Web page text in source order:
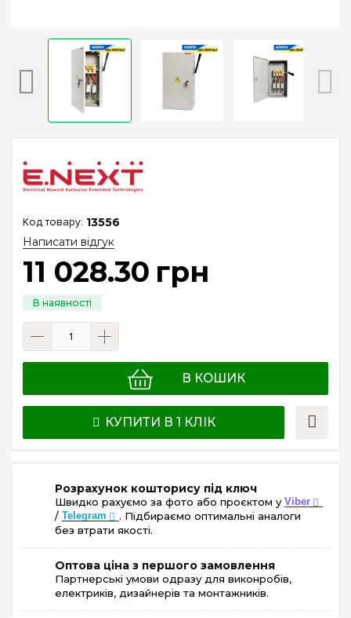
13556
Написати відгук
11 028.30 грн
В КОШИК
КУПИТИ В 1 КЛІК
Розрахунок кошторису під ключ
Швидко рахуємо за фото або проєктом у Viber
/ Telegram
. Підбираємо оптимальні аналоги
без втрати якості.
Оптова ціна з першого замовлення
Партнерські умови одразу для виконробів,
електриків, дизайнерів та монтажників.